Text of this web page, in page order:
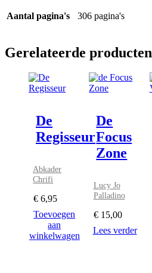
Aantal pagina's 306 pagina's
Gerelateerde producten
De
Regisseur
Abkader
Chrifi
€ 6,95
Toevoegen
aan
winkelwagen
De
Focus
Zone
Lucy Jo
Palladino
€ 15,00
Lees verder